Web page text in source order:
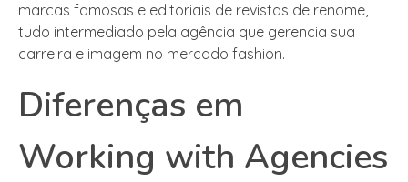
marcas famosas e editoriais de revistas de renome,
tudo intermediado pela agência que gerencia sua
carreira e imagem no mercado fashion.
Diferenças em
Working with Agencies